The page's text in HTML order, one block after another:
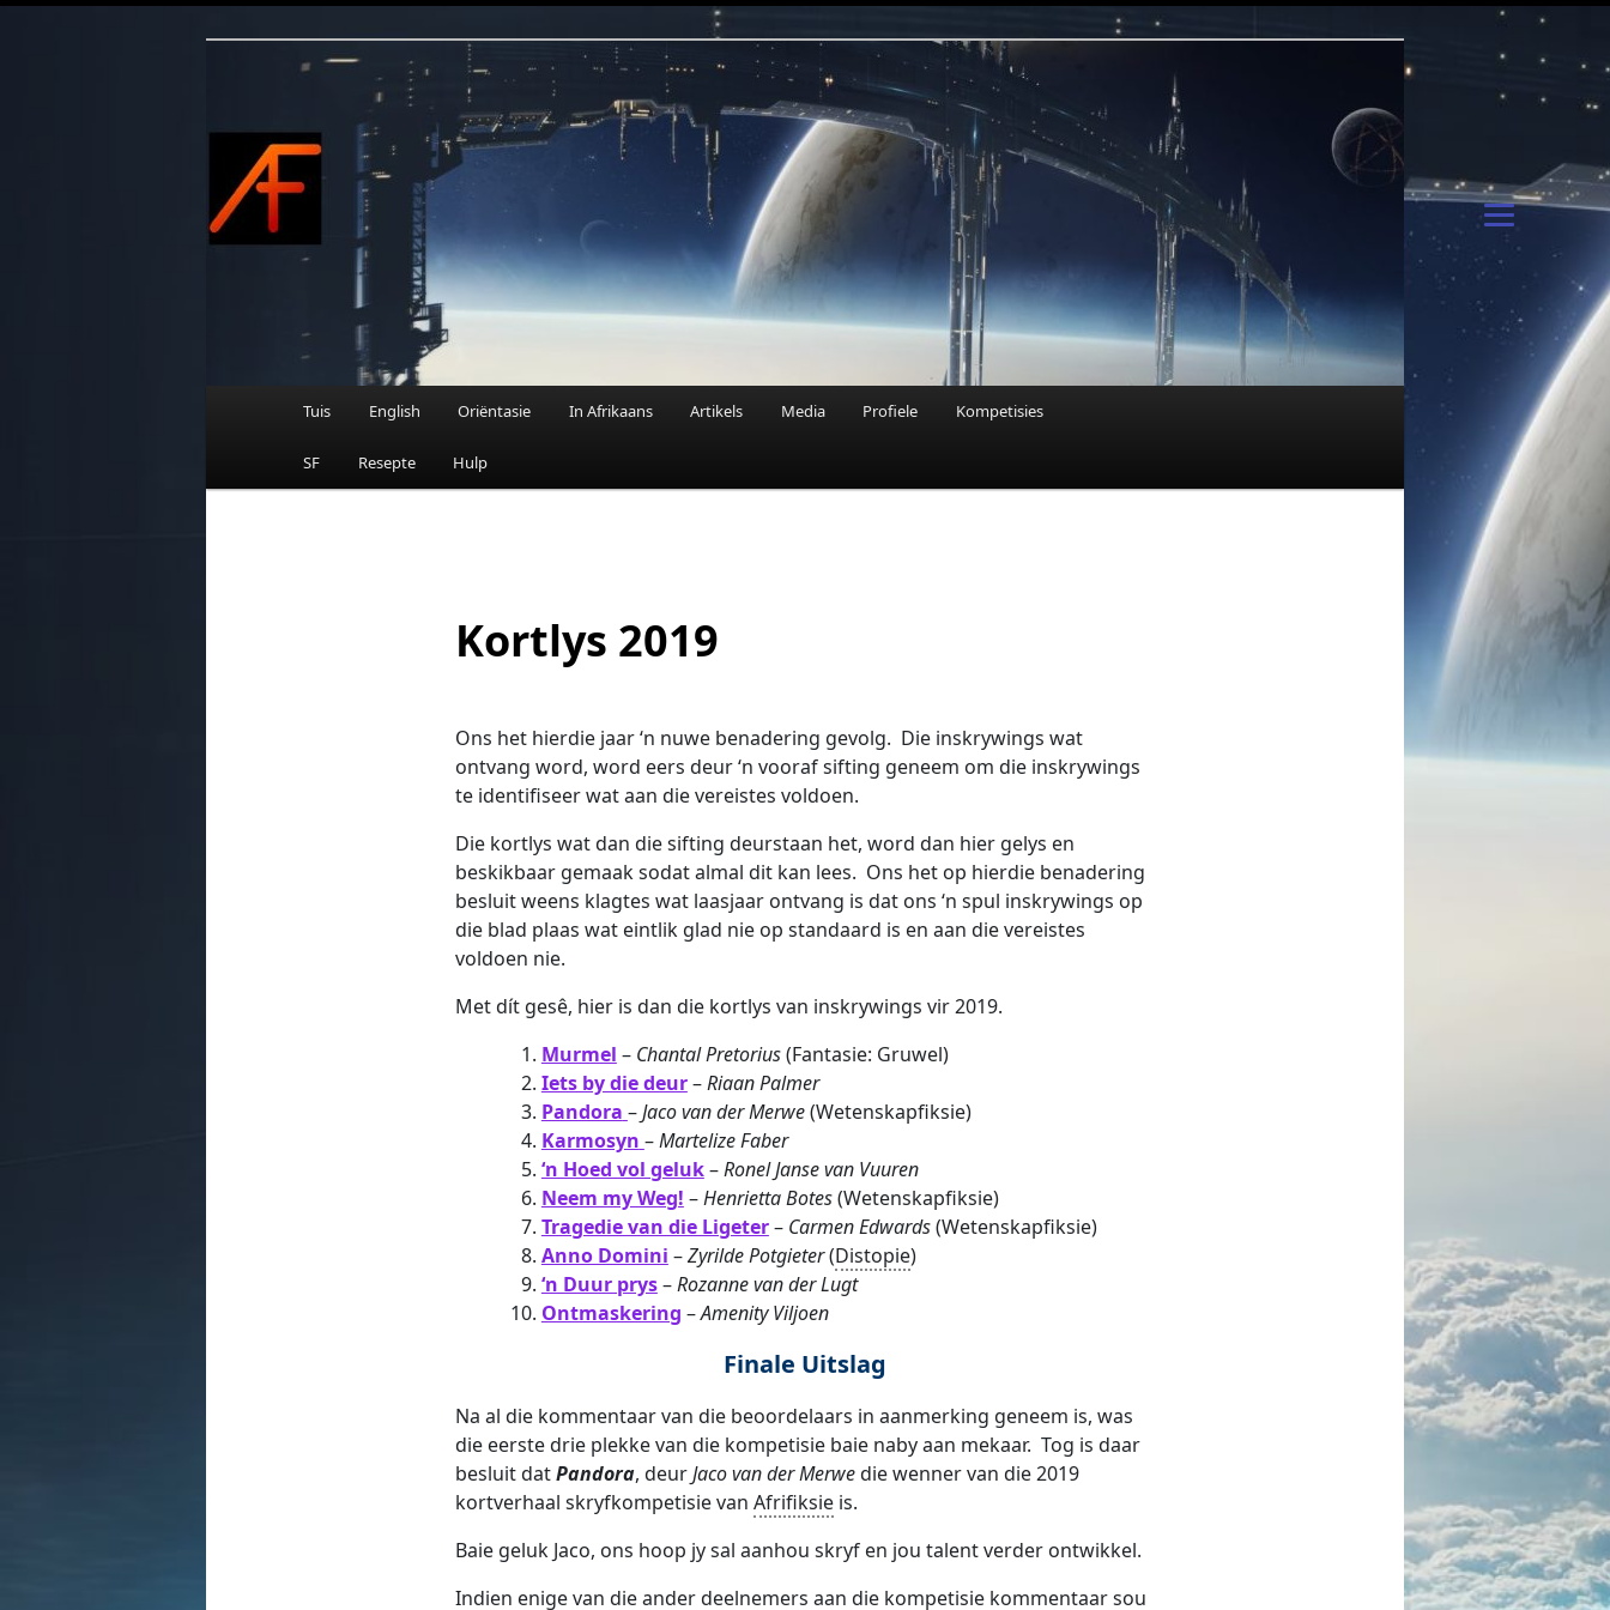
AFRIFIKSIE
Afrikaanse Wetenskapfiksie en Fantasie
Tuis English Oriëntasie In Afrikaans Artikels Media Profiele Kompetisies
SF Resepte Hulp
Kortlys 2019
Ons het hierdie jaar ‘n nuwe benadering gevolg. Die inskrywings wat
ontvang word, word eers deur ‘n vooraf sifting geneem om die inskrywings
te identifiseer wat aan die vereistes voldoen.
Die kortlys wat dan die sifting deurstaan het, word dan hier gelys en
beskikbaar gemaak sodat almal dit kan lees. Ons het op hierdie benadering
besluit weens klagtes wat laasjaar ontvang is dat ons ‘n spul inskrywings op
die blad plaas wat eintlik glad nie op standaard is en aan die vereistes
voldoen nie.
Met dít gesê, hier is dan die kortlys van inskrywings vir 2019.
Murmel – Chantal Pretorius(Fantasie: Gruwel)
Iets by die deur–Riaan Palmer
Pandora –Jaco van der Merwe(Wetenskapfiksie)
Karmosyn –Martelize Faber
‘n Hoed vol geluk–Ronel Janse van Vuuren
Neem my Weg! –Henrietta Botes(Wetenskapfiksie)
Tragedie van die Ligeter– Carmen Edwards(Wetenskapfiksie)
Anno Domini –Zyrilde Potgieter(Distopie)
‘n Duur prys–Rozanne van der Lugt
Ontmaskering –Amenity Viljoen
Finale Uitslag
Na al die kommentaar van die beoordelaars in aanmerking geneem is, was
die eerste drie plekke van die kompetisie baie naby aan mekaar. Tog is daar
besluit datPandora, deurJaco van der Merwedie wenner van die 2019
kortverhaal skryfkompetisie van Afrifiksieis.
Baie geluk Jaco, ons hoop jy sal aanhou skryf en jou talent verder ontwikkel.
Indien enige van die ander deelnemers aan die kompetisie kommentaar sou